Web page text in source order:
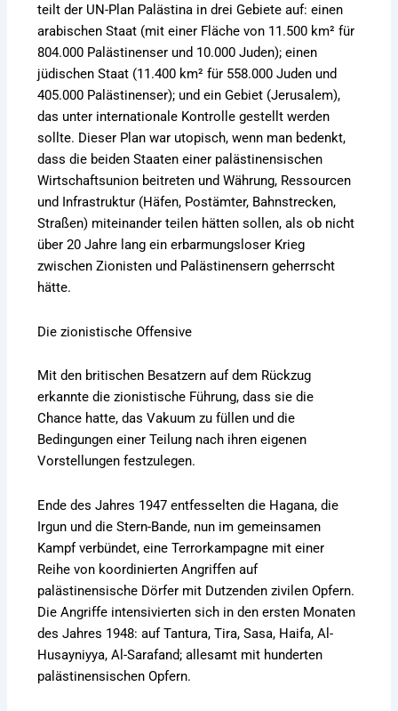
teilt der UN-Plan Palästina in drei Gebiete auf: einen
arabischen Staat (mit einer Fläche von 11.500 km² für
804.000 Palästinenser und 10.000 Juden); einen
jüdischen Staat (11.400 km² für 558.000 Juden und
405.000 Palästinenser); und ein Gebiet (Jerusalem),
das unter internationale Kontrolle gestellt werden
sollte. Dieser Plan war utopisch, wenn man bedenkt,
dass die beiden Staaten einer palästinensischen
Wirtschaftsunion beitreten und Währung, Ressourcen
und Infrastruktur (Häfen, Postämter, Bahnstrecken,
Straßen) miteinander teilen hätten sollen, als ob nicht
über 20 Jahre lang ein erbarmungsloser Krieg
zwischen Zionisten und Palästinensern geherrscht
hätte.
Die zionistische Offensive
Mit den britischen Besatzern auf dem Rückzug
erkannte die zionistische Führung, dass sie die
Chance hatte, das Vakuum zu füllen und die
Bedingungen einer Teilung nach ihren eigenen
Vorstellungen festzulegen.
Ende des Jahres 1947 entfesselten die Hagana, die
Irgun und die Stern-Bande, nun im gemeinsamen
Kampf verbündet, eine Terrorkampagne mit einer
Reihe von koordinierten Angriffen auf
palästinensische Dörfer mit Dutzenden zivilen Opfern.
Die Angriffe intensivierten sich in den ersten Monaten
des Jahres 1948: auf Tantura, Tira, Sasa, Haifa, Al-
Husayniyya, Al-Sarafand; allesamt mit hunderten
palästinensischen Opfern.